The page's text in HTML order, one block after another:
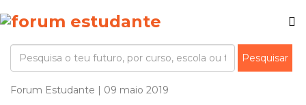
Forum Estudante | 09 maio 2019